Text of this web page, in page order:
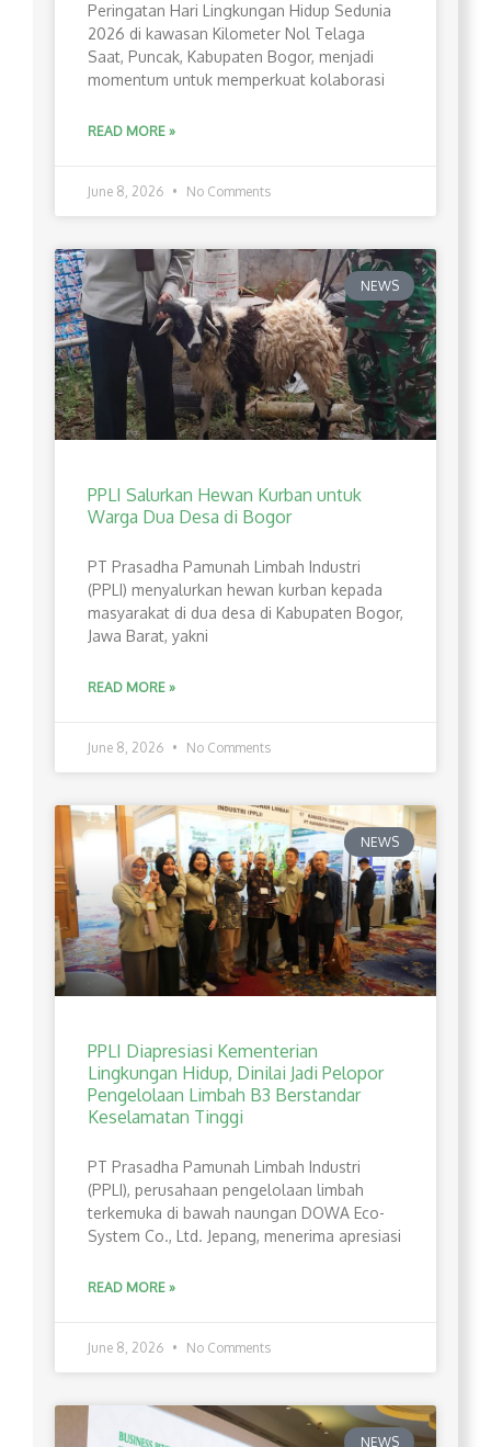
Peringatan Hari Lingkungan Hidup Sedunia
2026 di kawasan Kilometer Nol Telaga
Saat, Puncak, Kabupaten Bogor, menjadi
momentum untuk memperkuat kolaborasi
READ MORE »
June 8, 2026 No Comments
NEWS
PPLI Salurkan Hewan Kurban untuk
Warga Dua Desa di Bogor
PT Prasadha Pamunah Limbah Industri
(PPLI) menyalurkan hewan kurban kepada
masyarakat di dua desa di Kabupaten Bogor,
Jawa Barat, yakni
READ MORE »
June 8, 2026 No Comments
NEWS
PPLI Diapresiasi Kementerian
Lingkungan Hidup, Dinilai Jadi Pelopor
Pengelolaan Limbah B3 Berstandar
Keselamatan Tinggi
PT Prasadha Pamunah Limbah Industri
(PPLI), perusahaan pengelolaan limbah
terkemuka di bawah naungan DOWA Eco-
System Co., Ltd. Jepang, menerima apresiasi
READ MORE »
June 8, 2026 No Comments
NEWS